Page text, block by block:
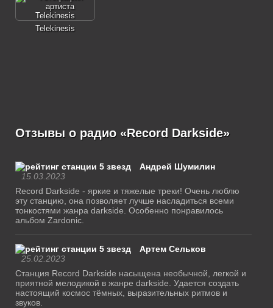
Telekinesis
Отзывы о радио «Record Darkside»
Андрей Шумилин
15.03.2023
Record Darkside - яркие и тяжелые треки! Очень люблю
эту станцию, она позволяет лучше насладиться всеми
тонкостями жанра darkside. Особенно понравилось
альбом Zardonic.
Артем Сельков
25.02.2023
Станция Record Darkside насыщена необычной, легкой и
приятной мелодикой в жанре darkside. Удается создать
настоящий космос тёмных, выразительных ритмов и
звуков.